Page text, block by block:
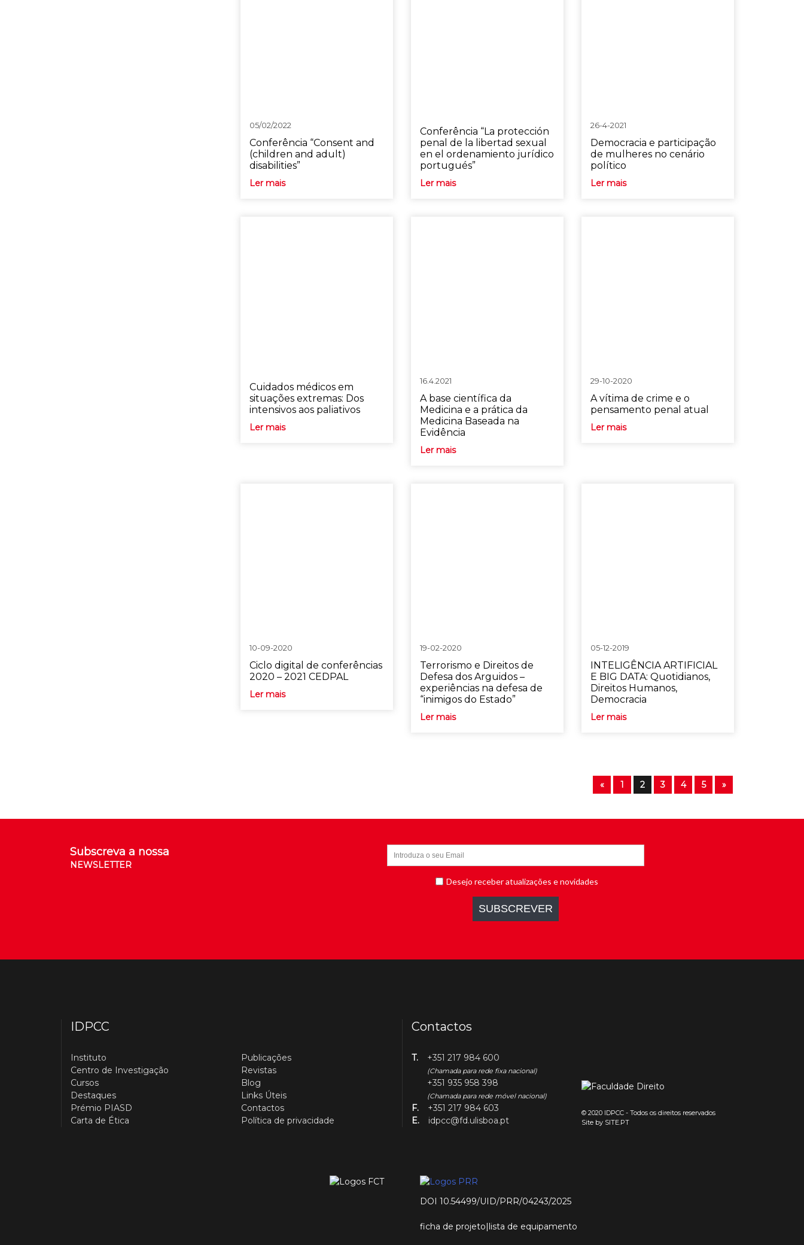
05/02/2022
Conferência “Consent and
(children and adult)
disabilities”
Ler mais
Conferência “La protección
penal de la libertad sexual
en el ordenamiento jurídico
portugués”
Ler mais
26-4-2021
Democracia e participação
de mulheres no cenário
político
Ler mais
Cuidados médicos em
situações extremas: Dos
intensivos aos paliativos
Ler mais
16.4.2021
A base científica da
Medicina e a prática da
Medicina Baseada na
Evidência
Ler mais
29-10-2020
A vítima de crime e o
pensamento penal atual
Ler mais
10-09-2020
Ciclo digital de conferências
2020 – 2021 CEDPAL
Ler mais
19-02-2020
Terrorismo e Direitos de
Defesa dos Arguidos –
experiências na defesa de
“inimigos do Estado”
Ler mais
05-12-2019
INTELIGÊNCIA ARTIFICIAL
E BIG DATA: Quotidianos,
Direitos Humanos,
Democracia
Ler mais
« 1 2 3 4 5 »
Subscreva a nossa
NEWSLETTER
IDPCC
Instituto
Centro de Investigação
Cursos
Destaques
Prémio PIASD
Carta de Ética
Publicações
Revistas
Blog
Links Úteis
Contactos
Política de privacidade
Contactos
T. +351 217 984 600
(Chamada para rede fixa nacional)
+351 935 958 398
(Chamada para rede móvel nacional)
F.
+351 217 984 603
E.
idpcc@fd.ulisboa.pt
© 2020 IDPCC - Todos os direitos reservados
Site by SITE.PT
DOI 10.54499/UID/PRR/04243/2025
ficha de projeto|lista de equipamento